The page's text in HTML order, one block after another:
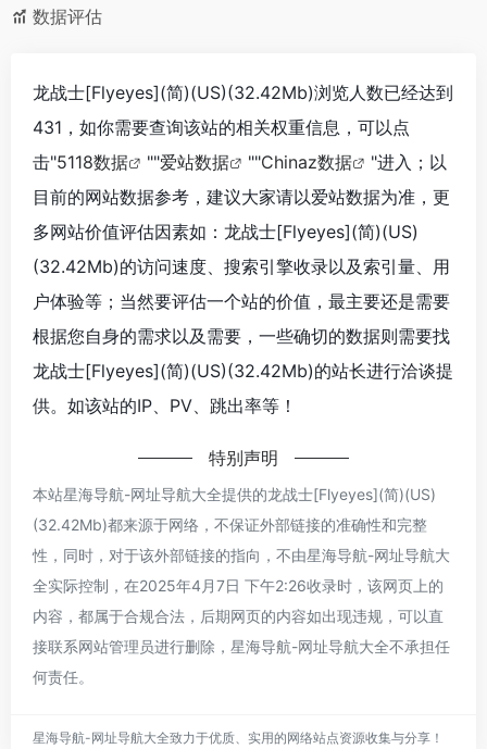
数据评估
龙战士[Flyeyes](简)(US)(32.42Mb)浏览人数已经达到
431，如你需要查询该站的相关权重信息，可以点
击"5118数据 ""爱站数据 ""Chinaz数据
"进入；以
目前的网站数据参考，建议大家请以爱站数据为准，更
多网站价值评估因素如：龙战士[Flyeyes](简)(US)
(32.42Mb)的访问速度、搜索引擎收录以及索引量、用
户体验等；当然要评估一个站的价值，最主要还是需要
根据您自身的需求以及需要，一些确切的数据则需要找
龙战士[Flyeyes](简)(US)(32.42Mb)的站长进行洽谈提
供。如该站的IP、PV、跳出率等！
特别声明
本站星海导航-网址导航大全提供的龙战士[Flyeyes](简)(US)
(32.42Mb)都来源于网络，不保证外部链接的准确性和完整
性，同时，对于该外部链接的指向，不由星海导航-网址导航大
全实际控制，在2025年4月7日 下午2:26收录时，该网页上的
内容，都属于合规合法，后期网页的内容如出现违规，可以直
接联系网站管理员进行删除，星海导航-网址导航大全不承担任
何责任。
星海导航-网址导航大全致力于优质、实用的网络站点资源收集与分享！